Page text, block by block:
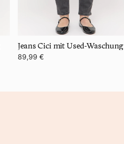
Jeans Cici mit Used-Waschung
89,99 €